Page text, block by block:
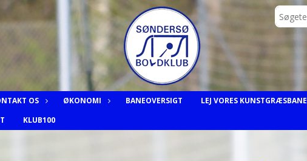
OS ØKONOMI BANEOVERSIGT LEJ VORES KUNSTGRÆSBANE
KLUB100